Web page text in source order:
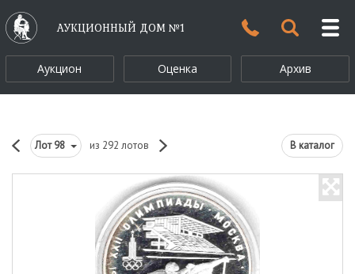
АУКЦИОННЫЙ ДОМ №1
Аукцион Оценка Архив
Лот98 из 292 лотов В каталог